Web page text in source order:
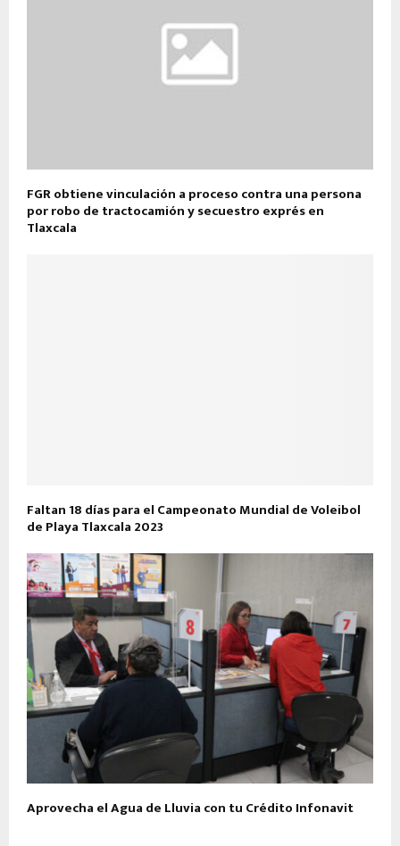
FGR obtiene vinculación a proceso contra una persona
por robo de tractocamión y secuestro exprés en
Tlaxcala
Faltan 18 días para el Campeonato Mundial de Voleibol
de Playa Tlaxcala 2023
Aprovecha el Agua de Lluvia con tu Crédito Infonavit